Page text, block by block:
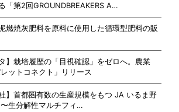
「第2回GROUNDBREAKERS A…
燃焼灰肥料を原料に使用した循環型肥料の販
】栽培履歴の「目視確認」をゼロへ。農業
ットコネクト」リリース
】首都圏有数の生産規模をもつ JA いるま野
生分解性マルチフィ…